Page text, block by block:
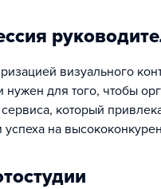
визуального
нужен для того, чтобы
который
на